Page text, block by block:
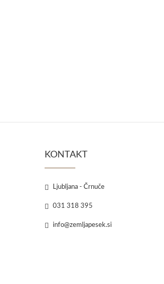
KONTAKT
Ljubljana - Črnuče
031 318 395
info@zemljapesek.si